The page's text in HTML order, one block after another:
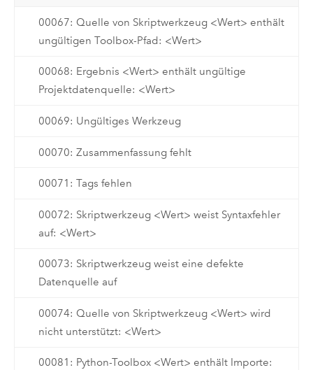
00067: Quelle von Skriptwerkzeug <Wert> enthält
ungültigen Toolbox-Pfad: <Wert>
00068: Ergebnis <Wert> enthält ungültige
Projektdatenquelle: <Wert>
00069: Ungültiges Werkzeug
00070: Zusammenfassung fehlt
00071: Tags fehlen
00072: Skriptwerkzeug <Wert> weist Syntaxfehler
auf: <Wert>
00073: Skriptwerkzeug weist eine defekte
Datenquelle auf
00074: Quelle von Skriptwerkzeug <Wert> wird
nicht unterstützt: <Wert>
00081: Python-Toolbox <Wert> enthält Importe: